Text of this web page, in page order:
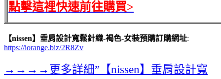
點擊這裡快速前往購買>
【nissen】垂肩設計寬鬆針織-褐色-女裝預購訂購網址:
https://iorange.biz/2R8Zv
→→→→更多詳細”【nissen】垂肩設計寬